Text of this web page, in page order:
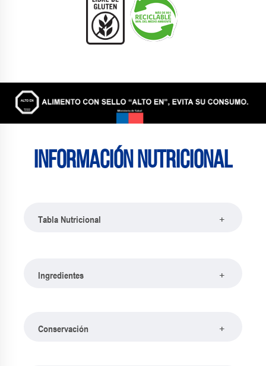
Información nutricional
Tabla Nutricional +
Ingredientes +
Conservación +